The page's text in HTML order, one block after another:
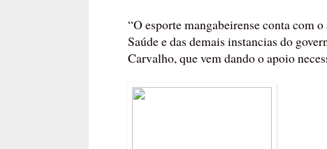
“O esporte mangabeirense conta com
Saúde e das demais instancias do
Carvalho, que vem dando o apoio